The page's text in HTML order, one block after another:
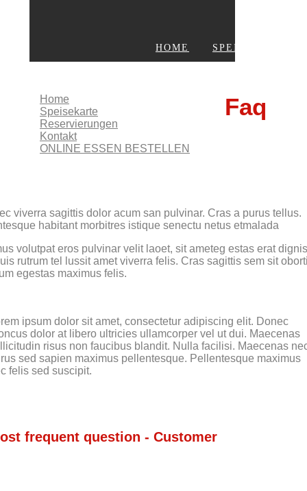
HOME SPEISEKARTE
Home
Speisekarte
Reservierungen
Kontakt
ONLINE ESSEN BESTELLEN
Faq
viverra sagittis dolor acum san pulvinar. Cras a purus tellus.
habitant morbitres istique senectu netus etmalada
volutpat eros pulvinar velit laoet, sit ameteg estas erat
rutrum tel lussit amet viverra felis. Cras sagittis sem sit
egestas maximus felis.
ipsum dolor sit amet, consectetur adipiscing elit. Donec
dolor at libero ultricies ullamcorper vel ut dui. Maecenas
risus non faucibus blandit. Nulla facilisi. Maecenas
sed sapien maximus pellentesque. Pellentesque maximus
felis sed suscipit.
frequent question - Customer